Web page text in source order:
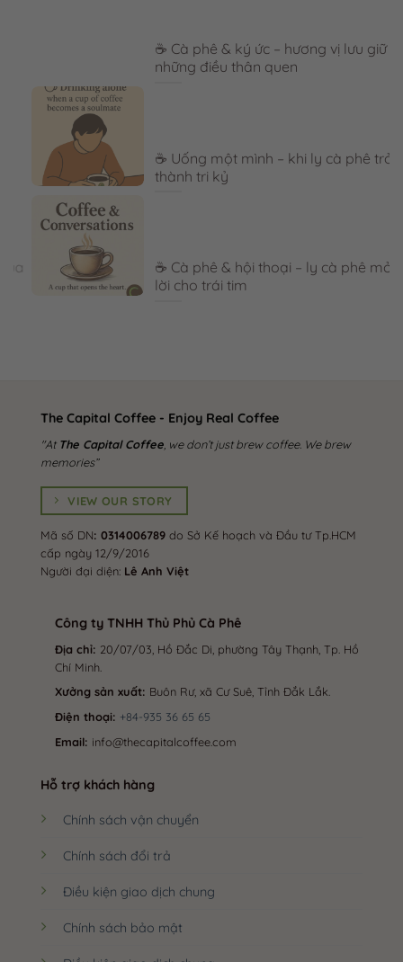
☕ Cà phê & ký ức – hương vị lưu giữ
những điều thân quen
☕ Uống một mình – khi ly cà phê trở
thành tri kỷ
☕ Cà phê & hội thoại – ly cà phê mở
lời cho trái tim
The Capital Coffee - Enjoy Real Coffee
"At The Capital Coffee, we don’t just brew coffee. We brew
memories”
VIEW OUR STORY
Mã số DN: 0314006789do Sở Kế hoạch và Đầu tư Tp.HCM
cấp ngày 12/9/2016
Người đại diện: Lê Anh Việt
Công ty TNHH Thủ Phủ Cà Phê
Địa chỉ: 20/07/03, Hồ Đắc Di, phường Tây Thạnh, Tp. Hồ
Chí Minh.
Xưởng sản xuất: Buôn Rư, xã Cư Suê, Tỉnh Đắk Lắk.
Điện thoại: +84-935 36 65 65
Email: info@thecapitalcoffee.com
Hỗ trợ khách hàng
Chính sách vận chuyển
Chính sách đổi trả
Điều kiện giao dịch chung
Chính sách bảo mật